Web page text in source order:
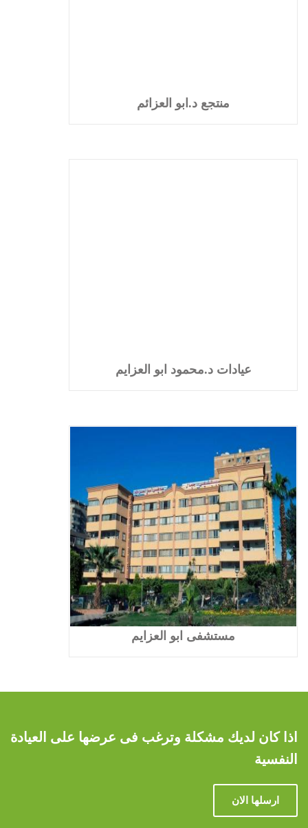
منتجع د.ابو العزائم
عيادات د.محمود ابو العزايم
مستشفى ابو العزايم
اذا كان لديك مشكلة وترغب فى عرضها على العيادة
النفسية
ارسلها الان